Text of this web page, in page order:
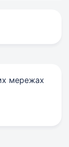
мережах